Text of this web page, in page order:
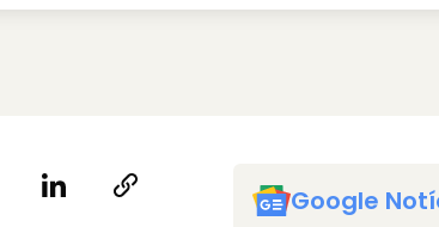
Google